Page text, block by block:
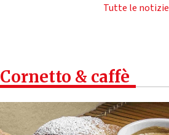
Tutte le notizie
Cornetto & caffè